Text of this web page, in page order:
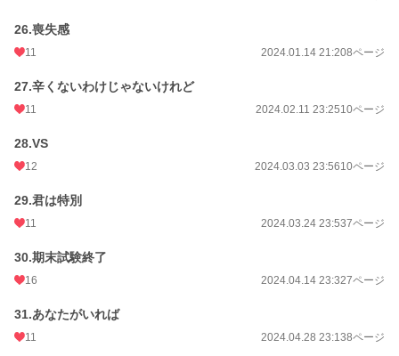
26.喪失感
11 2024.01.14 21:208ページ
27.辛くないわけじゃないけれど
11 2024.02.11 23:2510ページ
28.VS
12 2024.03.03 23:5610ページ
29.君は特別
11 2024.03.24 23:537ページ
30.期末試験終了
16 2024.04.14 23:327ページ
31.あなたがいれば
11 2024.04.28 23:138ページ